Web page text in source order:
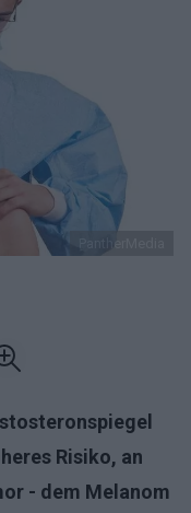
PantherMedia
Risiko, an
- dem Melanom